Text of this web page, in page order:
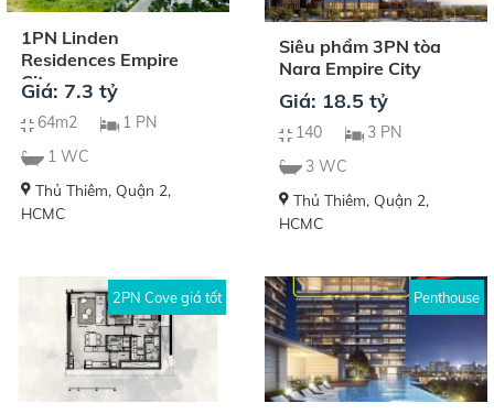
1PN Linden
Residences Empire
City
Giá: 7.3 tỷ
64m2
1 PN
1 WC
Thủ Thiêm, Quận 2,
HCMC
Siêu phẩm 3PN tòa
Nara Empire City
Giá: 18.5 tỷ
140
3 PN
3 WC
Thủ Thiêm, Quận 2,
HCMC
2PN Cove giá tốt Penthouse